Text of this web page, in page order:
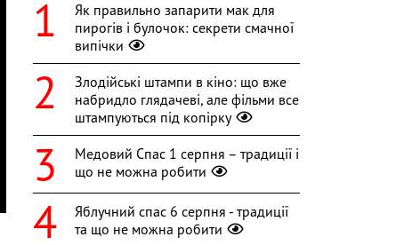
Як правильно запарити мак для
пирогів і булочок: секрети смачної
випічки
Злодійські штампи в кіно: що вже
набридло глядачеві, але фільми все
штампуються під копірку
Медовий Спас 1 серпня – традиції і
що не можна робити
Яблучний спас 6 серпня - традиції
та що не можна робити